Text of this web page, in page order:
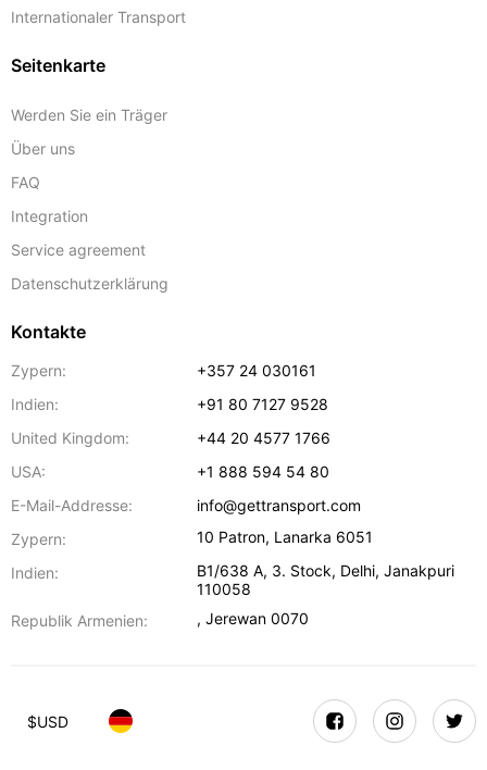
Internationaler Transport
Seitenkarte
Werden Sie ein Träger
Über uns
FAQ
Integration
Service agreement
Datenschutzerklärung
Kontakte
Zypern:
+357 24 030161
Indien:
+91 80 7127 9528
United Kingdom:
+44 20 4577 1766
USA:
+1 888 594 54 80
E-Mail-Addresse:
info@gettransport.com
Zypern:
10 Patron, Lanarka 6051
Indien:
B1/638 A, 3. Stock, Delhi,Janakpuri
110058
Republik Armenien:
,Jerewan 0070
$USD